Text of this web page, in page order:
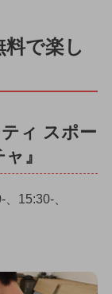
料で楽し
ィ スポー
』
15:30-、